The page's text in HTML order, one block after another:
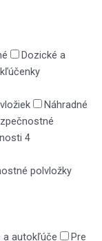
Dozické a
Náhradné
4
polvložky
a autokľúče Pre